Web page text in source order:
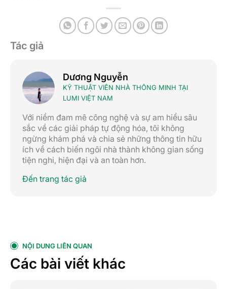
Tác giả
Dương Nguyễn
KỸ THUẬT VIÊN NHÀ THÔNG MINH TẠI
LUMI VIỆT NAM
Với niềm đam mê công nghệ và sự am hiểu sâu
sắc về các giải pháp tự động hóa, tôi không
ngừng khám phá và chia sẻ những thông tin hữu
ích về cách biến ngôi nhà thành không gian sống
tiện nghi, hiện đại và an toàn hơn.
Đến trang tác giả
NỘI DUNG LIÊN QUAN
Các bài viết khác